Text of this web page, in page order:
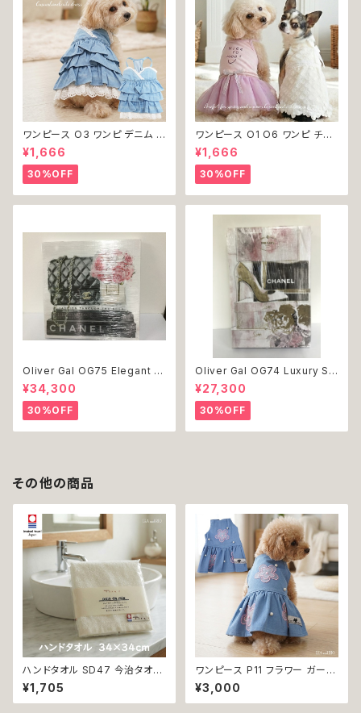
ワンピース O3 ワンピ デニム プ
リーツ レース 女の子 犬 犬服
小型 猫 服 洋服 ペット dog ド
ッグウェア おしゃれ かわいい 返
品交換不可
¥1,666
30%OFF
ワンピース O1 O6 ワンピ チュ
ール レース 花 フラワー 女の子
犬 犬服 小型 猫 服 洋服 ペット
dog ドッグウェア おしゃれ かわ
いい 返品交換不可
¥1,666
30%OFF
Oliver Gal OG75 Elegant E
ssentials Paris 絵 アート イ
ンテリア お祝い 贈り物 プレゼ
ント 結婚 新築 開店 周年 バー
スデイ 誕生日 ご褒美
¥34,300
30%OFF
Oliver Gal OG74 Luxury St
acked Shoes Rose Giftbo
x 絵 アート インテリア お祝い
贈り物 プレゼント 結婚 新築 開
店 周年 バースデイ 誕生日 ご褒
美
¥27,300
30%OFF
その他の商品
ハンドタオル SD47 今治タオル
タオル 34×34cm Imabari Tir
er 白 アイボリー ラムコ糸 イン
ド綿 贅沢タオル 高級 シンプル
¥1,705
ワンピース P11 フラワー ガーリ
ー かわいい ドッグウェア dog
犬 猫 ペット 服 犬服 猫服 小型
犬 返品交換不可
¥3,000